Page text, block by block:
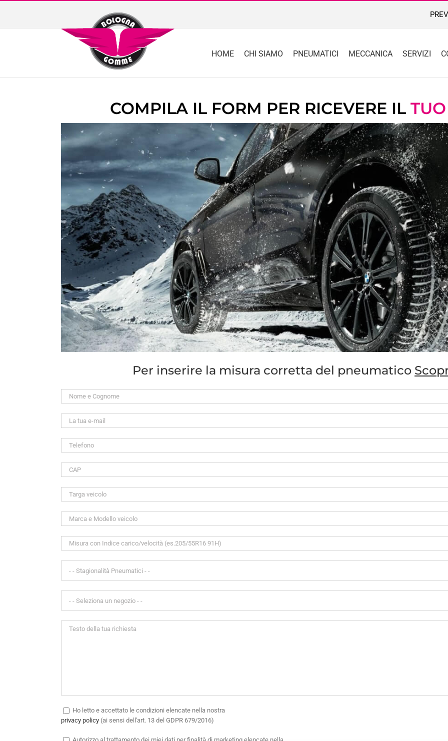
content
HOME CHI SIAMO PNEUMATICI MECCANICA SERVIZI
COMPILA IL FORM PER RICEVERE IL
Per inserire la misura corretta del pneumatico
Ho letto e accettato le condizioni elencate nella nostra
privacy policy (ai sensi dell'art. 13 del GDPR 679/2016)